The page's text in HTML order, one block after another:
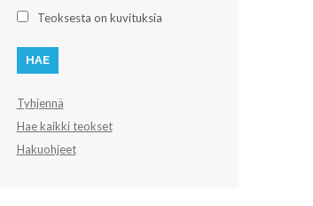
Teoksesta on kuvituksia
Tyhjennä
Hae kaikki teokset
Hakuohjeet